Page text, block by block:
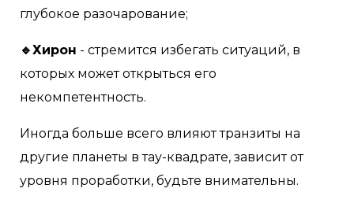
глубокое разочарование;
🔹Хирон - стремится избегать ситуаций, в
которых может открыться его
некомпетентность.
Иногда больше всего влияют транзиты на
другие планеты в тау-квадрате, зависит от
уровня проработки, будьте внимательны.